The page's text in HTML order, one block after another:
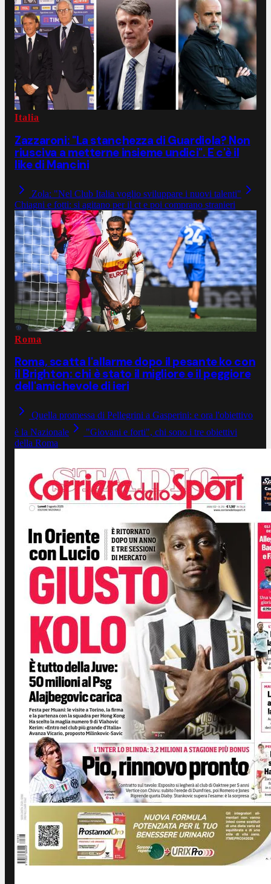
Italia
Zazzaroni: "La stanchezza di Guardiola? Non
riusciva a metterne insieme undici". E c'è il
like di Mancini
Zola: "Nel Club Italia voglio sviluppare i nuovi talenti"
Chiagni e fotti: si agitano per il ct e poi comprano stranieri
Roma
Roma, scatta l'allarme dopo il pesante ko con
il Brighton: chi è stato il migliore e il peggiore
dell'amichevole di ieri
Quella promessa di Pellegrini a Gasperini: e ora l'obiettivo
è la Nazionale
"Giovani e forti", chi sono i tre obiettivi
della Roma